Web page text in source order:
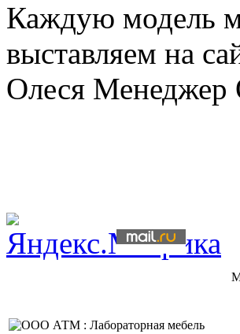
Каждую модель
выставляем на
Олеся